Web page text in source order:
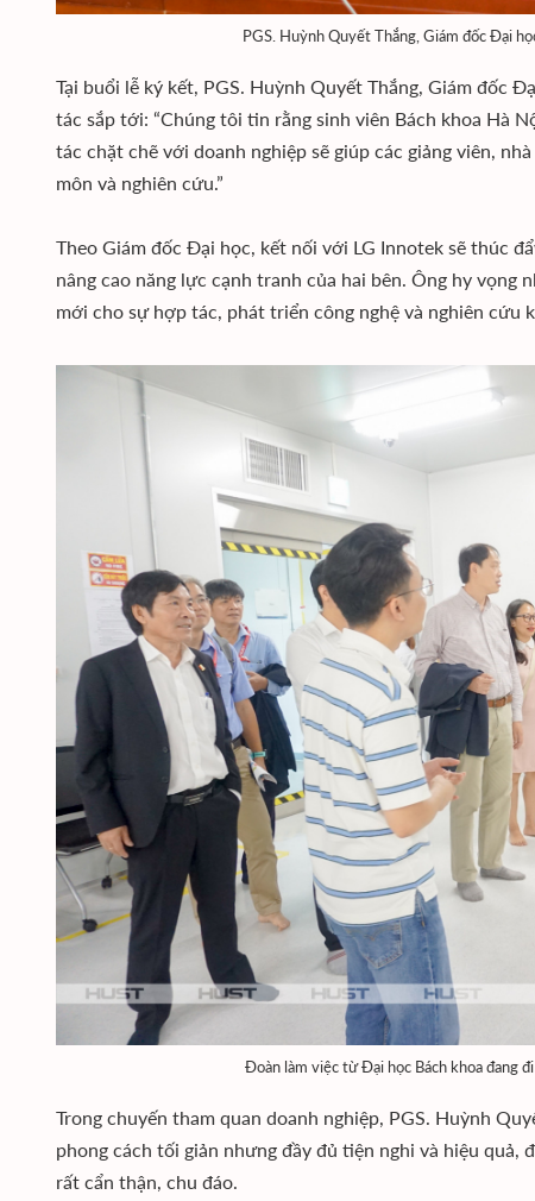
PGS. Huỳnh Quyết Thắng, Giám đốc Đại
Tại buổi lễ ký kết, PGS. Huỳnh Quyết Thắng, Giám đốc
tác sắp tới: “Chúng tôi tin rằng sinh viên Bách khoa Hà
tác chặt chẽ với doanh nghiệp sẽ giúp các giảng viên,
môn và nghiên cứu.”
Theo Giám đốc Đại học, kết nối với LG Innotek sẽ thúc
nâng cao năng lực cạnh tranh của hai bên. Ông hy
mới cho sự hợp tác, phát triển công nghệ và nghiên cứu
Đoàn làm việc từ Đại học Bách khoa đang
Trong chuyến tham quan doanh nghiệp, PGS. Huỳnh
phong cách tối giản nhưng đầy đủ tiện nghi và hiệu quả,
rất cẩn thận, chu đáo.